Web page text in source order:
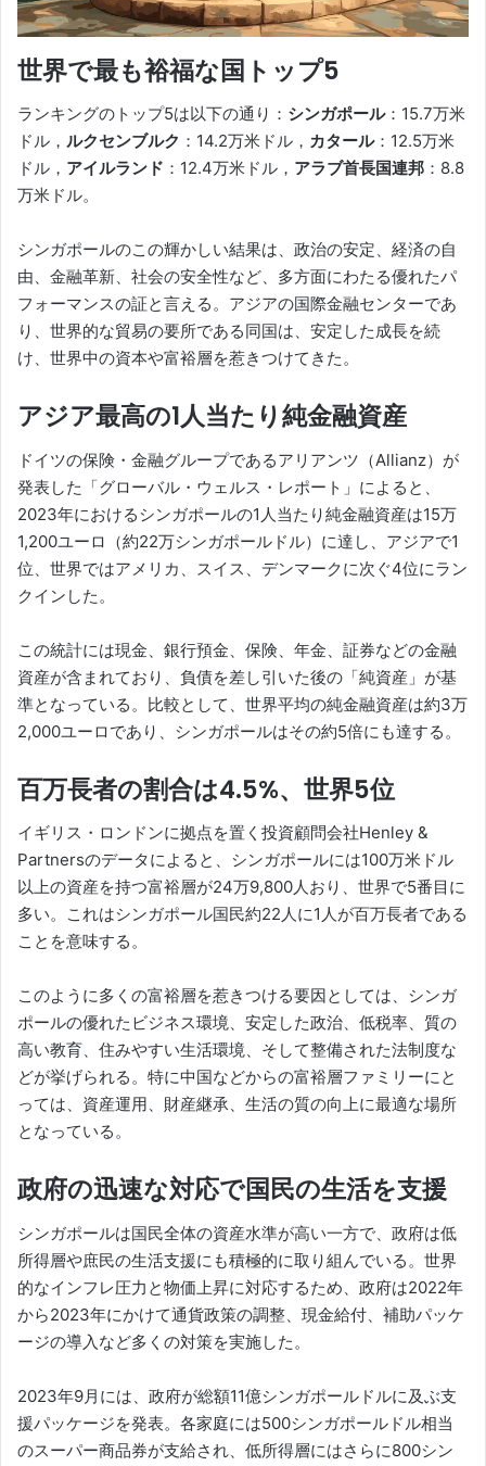
世界で最も裕福な国トップ5
ランキングのトップ5は以下の通り： シンガポール：15.7万米
ドル， ルクセンブルク ：14.2万米ドル， カタール：12.5万米
ドル， アイルランド ：12.4万米ドル， アラブ首長国連邦 ：8.8
万米ドル。
シンガポールのこの輝かしい結果は、政治の安定、経済の自
由、金融革新、社会の安全性など、多方面にわたる優れたパ
フォーマンスの証と言える。アジアの国際金融センターであ
り、世界的な貿易の要所である同国は、安定した成長を続
け、世界中の資本や富裕層を惹きつけてきた。
アジア最高の1人当たり純金融資産
ドイツの保険・金融グループであるアリアンツ（Allianz）が
発表した「グローバル・ウェルス・レポート」によると、
2023年におけるシンガポールの1人当たり純金融資産は15万
1,200ユーロ（約22万シンガポールドル）に達し、アジアで1
位、世界ではアメリカ、スイス、デンマークに次ぐ4位にラン
クインした。
この統計には現金、銀行預金、保険、年金、証券などの金融
資産が含まれており、負債を差し引いた後の「純資産」が基
準となっている。比較として、世界平均の純金融資産は約3万
2,000ユーロであり、シンガポールはその約5倍にも達する。
百万長者の割合は4.5%、世界5位
イギリス・ロンドンに拠点を置く投資顧問会社Henley &
Partnersのデータによると、シンガポールには100万米ドル
以上の資産を持つ富裕層が24万9,800人おり、世界で5番目に
多い。これはシンガポール国民約22人に1人が百万長者である
ことを意味する。
このように多くの富裕層を惹きつける要因としては、シンガ
ポールの優れたビジネス環境、安定した政治、低税率、質の
高い教育、住みやすい生活環境、そして整備された法制度な
どが挙げられる。特に中国などからの富裕層ファミリーにと
っては、資産運用、財産継承、生活の質の向上に最適な場所
となっている。
政府の迅速な対応で国民の生活を支援
シンガポールは国民全体の資産水準が高い一方で、政府は低
所得層や庶民の生活支援にも積極的に取り組んでいる。世界
的なインフレ圧力と物価上昇に対応するため、政府は2022年
から2023年にかけて通貨政策の調整、現金給付、補助パッケ
ージの導入など多くの対策を実施した。
2023年9月には、政府が総額11億シンガポールドルに及ぶ支
援パッケージを発表。各家庭には500シンガポールドル相当
のスーパー商品券が支給され、低所得層にはさらに800シン